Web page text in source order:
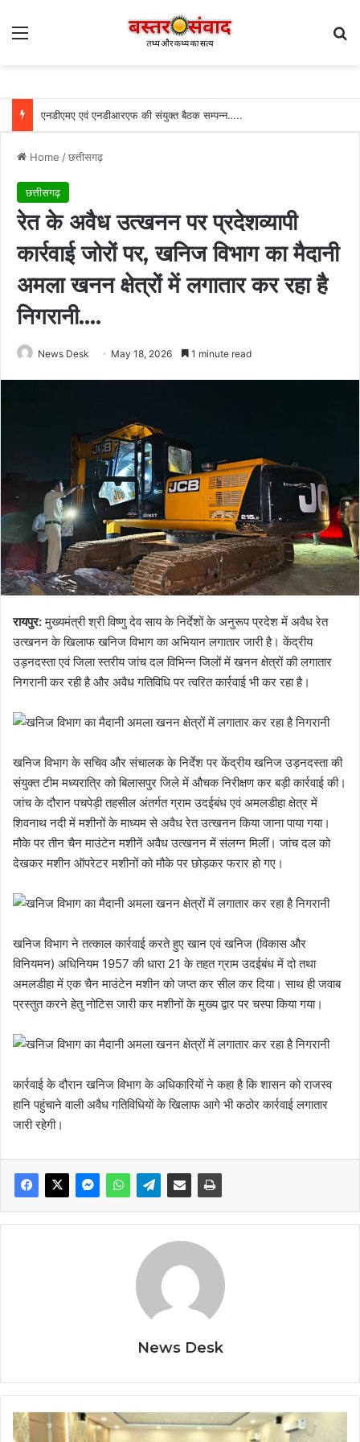
Menu
एनडीएमए एवं एनडीआरएफ की संयुक्त बैठक सम्पन्न…..
Home /छत्तीसगढ़
छत्तीसगढ़
रेत के अवैध उत्खनन पर प्रदेशव्यापी
कार्रवाई जोरों पर, खनिज विभाग का मैदानी
अमला खनन क्षेत्रों में लगातार कर रहा है
निगरानी….
News Desk May 18, 2026 1 minute read
रायपुर:मुख्यमंत्री श्री विष्णु देव साय के निर्देशों के अनुरूप प्रदेश में अवैध रेत
उत्खनन के खिलाफ खनिज विभाग का अभियान लगातार जारी है। केंद्रीय
उड़नदस्ता एवं जिला स्तरीय जांच दल विभिन्न जिलों में खनन क्षेत्रों की लगातार
निगरानी कर रही है और अवैध गतिविधि पर त्वरित कार्रवाई भी कर रहा है।
खनिज विभाग के सचिव और संचालक के निर्देश पर केंद्रीय खनिज उड़नदस्ता की
संयुक्त टीम मध्यरात्रि को बिलासपुर जिले में औचक निरीक्षण कर बड़ी कार्रवाई की।
जांच के दौरान पचपेड़ी तहसील अंतर्गत ग्राम उदईबंध एवं अमलडीहा क्षेत्र में
शिवनाथ नदी में मशीनों के माध्यम से अवैध रेत उत्खनन किया जाना पाया गया।
मौके पर तीन चैन माउंटेन मशीनें अवैध उत्खनन में संलग्न मिलीं। जांच दल को
देखकर मशीन ऑपरेटर मशीनों को मौके पर छोड़कर फरार हो गए।
खनिज विभाग ने तत्काल कार्रवाई करते हुए खान एवं खनिज (विकास और
विनियमन) अधिनियम 1957 की धारा 21 के तहत ग्राम उदईबंध में दो तथा
अमलडीहा में एक चैन माउंटेन मशीन को जप्त कर सील कर दिया। साथ ही जवाब
प्रस्तुत करने हेतु नोटिस जारी कर मशीनों के मुख्य द्वार पर चस्पा किया गया।
कार्रवाई के दौरान खनिज विभाग के अधिकारियों ने कहा है कि शासन को राजस्व
हानि पहुंचाने वाली अवैध गतिविधियों के खिलाफ आगे भी कठोर कार्रवाई लगातार
जारी रहेगी।
News Desk
सॉलिड
वेस्ट